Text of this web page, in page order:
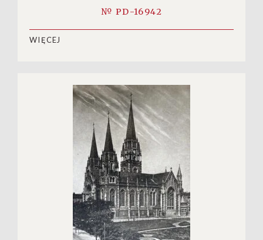
№ PD-16942
WIĘCEJ